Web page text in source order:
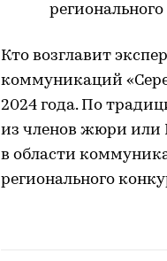
Кто возглавит
коммуникаций
2024 года. По
из членов жюри или
в области
регионального